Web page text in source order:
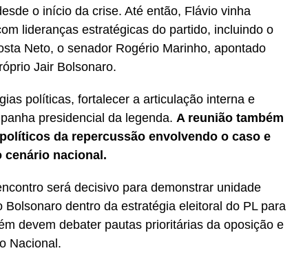
o início da crise. Até então, Flávio vinha
lideranças estratégicas do partido, incluindo o
Neto, o senador Rogério Marinho, apontado
Jair Bolsonaro.
políticas, fortalecer a articulação interna e
presidencial da legenda. A reunião também
da repercussão envolvendo o caso e
cenário nacional.
será decisivo para demonstrar unidade
dentro da estratégia eleitoral do PL para
devem debater pautas prioritárias da oposição e
Nacional.